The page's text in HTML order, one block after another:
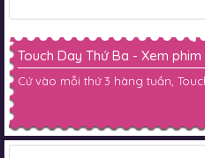
Touch Day Thứ Ba - Xem
Cứ vào mỗi thứ 3 hàng tuần,